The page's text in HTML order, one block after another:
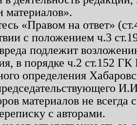
«Правом на ответ»
с положением ч.3
подлежит
в порядке ч.2 ст.152
определения
материалов не
с авторами.